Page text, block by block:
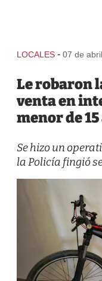
LOCALES - 07 de
Le robaron
venta en
menor de
Se hizo un
la Policía fingió